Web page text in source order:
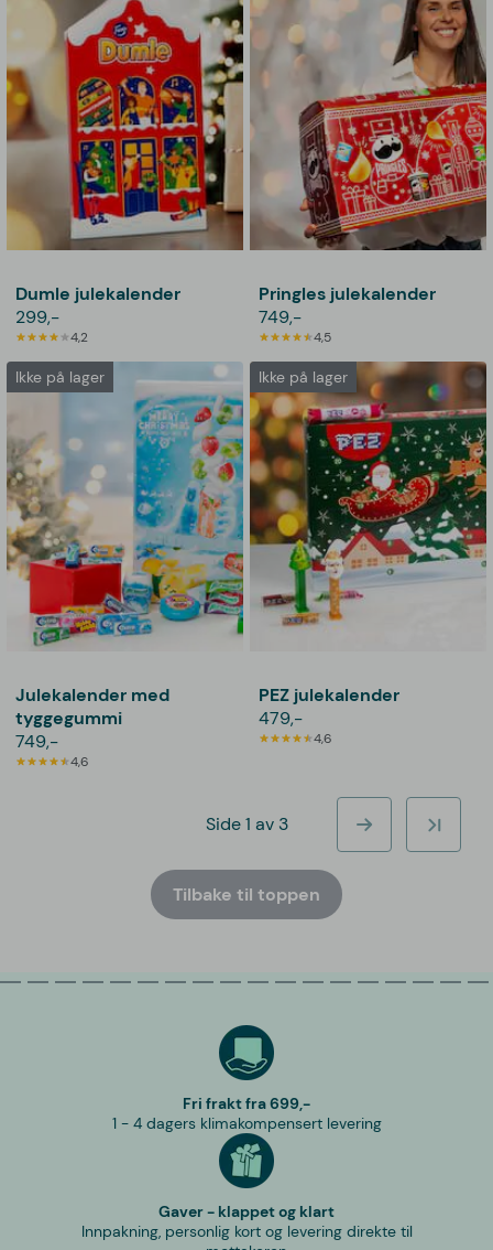
Dumle julekalender
299,-
4,2
Pringles julekalender
749,-
4,5
Ikke på lager
Julekalender med
tyggegummi
749,-
4,6
Ikke på lager
PEZ julekalender
479,-
4,6
Side 1 av 3
Tilbake til toppen
Fri frakt fra 699,-
1 - 4 dagers klimakompensert levering
Gaver - klappet og klart
Innpakning, personlig kort og levering direkte til